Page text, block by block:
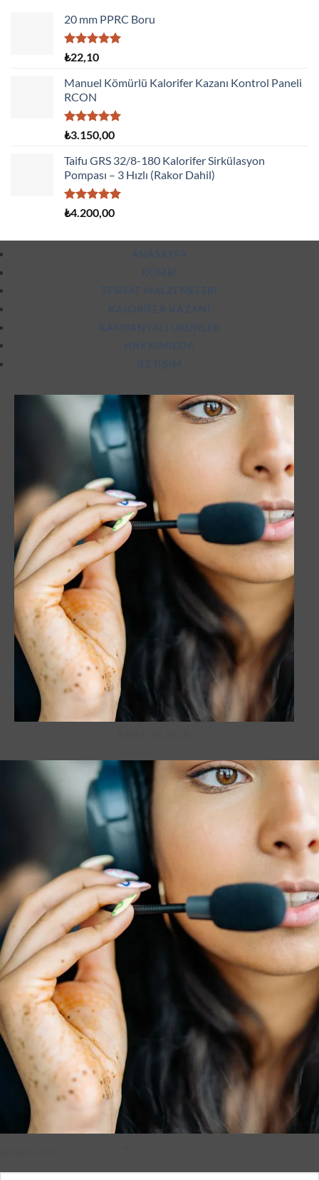
20 mm PPRC Boru
5 üzerinden
5.00oy
aldı
₺22,10
Manuel Kömürlü Kalorifer Kazanı Kontrol Paneli
RCON
5 üzerinden
oy
aldı
₺3.150,00
Taifu GRS 32/8-180 Kalorifer Sirkülasyon
Pompası – 3 Hızlı (Rakor Dahil)
5 üzerinden
oy
₺4.200,00
ANASAYFA
KOMBI
TESISAT MALZEMELERI
KALORIFER KAZANI
KAMPANYALI ÜRÜNLER
HAKKIMIZDA
İLETIŞIM